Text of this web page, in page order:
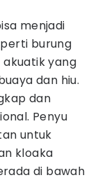
menjadi
burung
yang
dan hiu.
dan
Penyu
untuk
kloaka
di bawah